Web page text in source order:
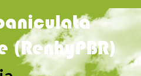
(RenhyPBR)